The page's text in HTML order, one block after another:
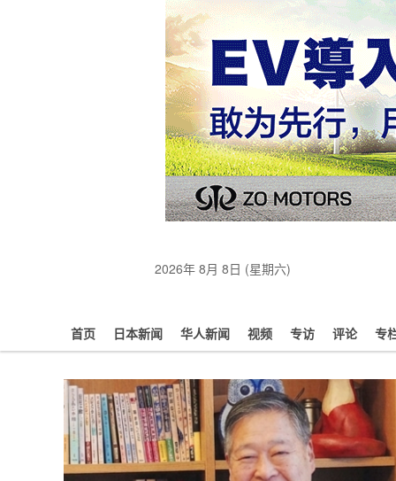
2026年 8月 8日 (星期六)
首页 日本新闻 华人新闻 视频 专访 评论 专